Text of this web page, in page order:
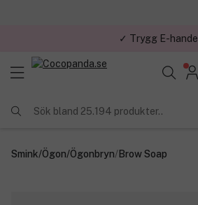
✓ Trygg E-handel
Sök bland 25.194 produkter..
Smink/Ögon/Ögonbryn/Brow Soap